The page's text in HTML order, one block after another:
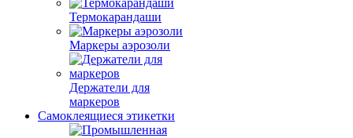
Термокарандаши
Маркеры аэрозоли
Держатели для
маркеров
Самоклеящиеся этикетки